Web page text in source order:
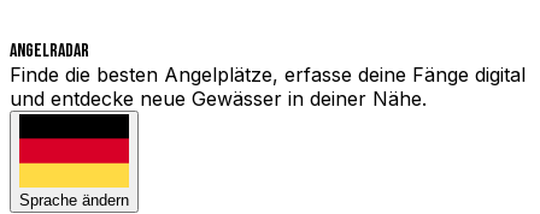
Angelradar
Finde die besten Angelplätze, erfasse deine Fänge digital
und entdecke neue Gewässer in deiner Nähe.
Sprache ändern